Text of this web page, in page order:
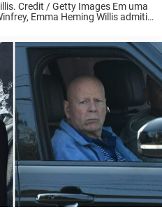
Credit / Getty Images Em uma
Emma Heming Willis admitiu